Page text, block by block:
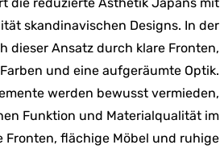
skandinavischen Designs. In der
dieser Ansatz durch klare Fronten,
und eine aufgeräumte Optik.
werden bewusst vermieden,
Funktion und Materialqualität im
Fronten, flächige Möbel und ruhige